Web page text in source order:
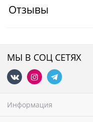
Отзывы
МЫ В СОЦ СЕТЯХ
Информация